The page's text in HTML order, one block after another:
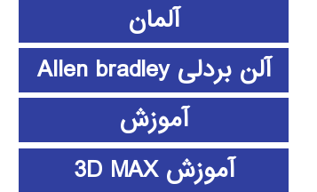
آلمان
آلن بردلی Allen bradley
آموزش
آموزش 3D MAX